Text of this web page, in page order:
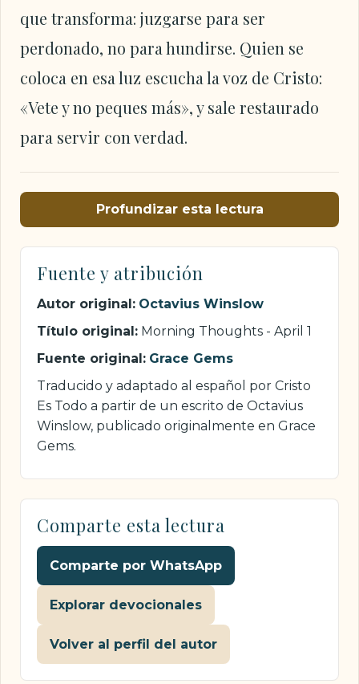
que transforma: juzgarse para ser
perdonado, no para hundirse. Quien se
coloca en esa luz escucha la voz de Cristo:
«Vete y no peques más», y sale restaurado
para servir con verdad.
Profundizar esta lectura
Fuente y atribución
Autor original: Octavius Winslow
Título original: Morning Thoughts - April 1
Fuente original: Grace Gems
Traducido y adaptado al español por Cristo
Es Todo a partir de un escrito de Octavius
Winslow, publicado originalmente en Grace
Gems.
Comparte esta lectura
Comparte por WhatsApp
Explorar devocionales
Volver al perfil del autor